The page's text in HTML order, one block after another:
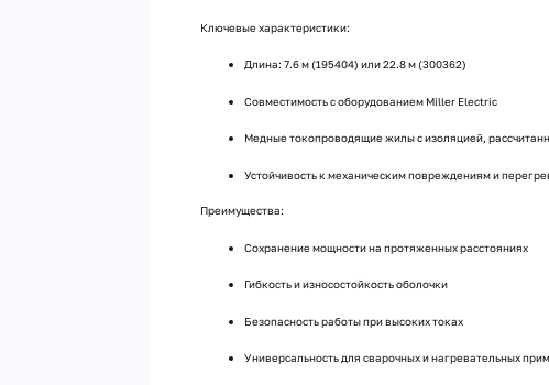
Ключевые характеристики:
Длина: 7.6 м (195404) или 22.8 м (300362)
Совместимость с оборудованием Miller Electric
Медные токопроводящие жилы с изоляцией,
Устойчивость к механическим повреждениям и
Преимущества:
Сохранение мощности на протяженных расстояниях
Гибкость и износостойкость оболочки
Безопасность работы при высоких токах
Универсальность для сварочных и нагревательных